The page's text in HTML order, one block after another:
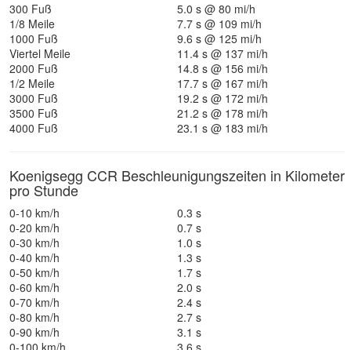
300 Fuß
5.0 s @ 80 mi/h
1/8 Meile
7.7 s @ 109 mi/h
1000 Fuß
9.6 s @ 125 mi/h
Viertel Meile
11.4 s @ 137 mi/h
2000 Fuß
14.8 s @ 156 mi/h
1/2 Meile
17.7 s @ 167 mi/h
3000 Fuß
19.2 s @ 172 mi/h
3500 Fuß
21.2 s @ 178 mi/h
4000 Fuß
23.1 s @ 183 mi/h
Koenigsegg CCR Beschleunigungszeiten in Kilometer
pro Stunde
0-10 km/h
0.3 s
0-20 km/h
0.7 s
0-30 km/h
1.0 s
0-40 km/h
1.3 s
0-50 km/h
1.7 s
0-60 km/h
2.0 s
0-70 km/h
2.4 s
0-80 km/h
2.7 s
0-90 km/h
3.1 s
0-100 km/h
3.6 s